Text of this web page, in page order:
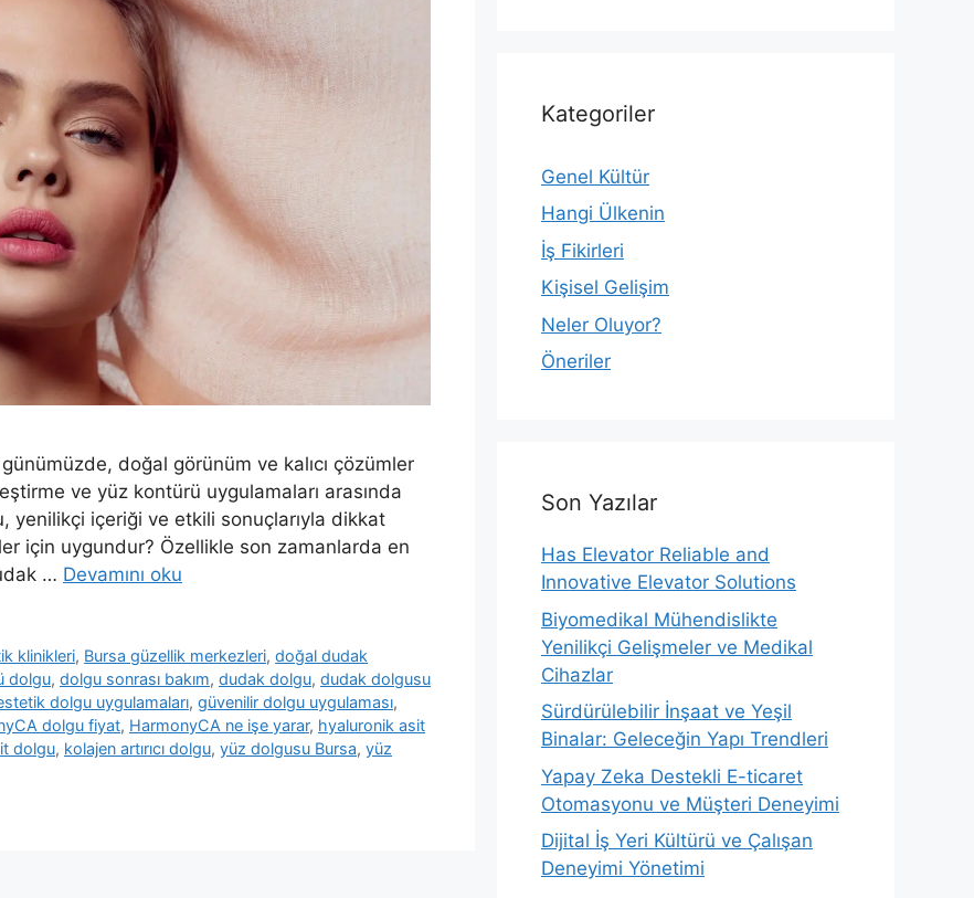
doğal görünüm ve kalıcı çözümler
ve yüz kontürü uygulamaları arasında
yenilikçi içeriği ve etkili sonuçlarıyla dikkat
için uygundur? Özellikle son zamanlarda en
… Devamını oku
klinikleri, Bursa güzellik merkezleri,doğal dudak
dolgu, dolgu sonrası bakım, dudak dolgu, dudak dolgusu
dolgu uygulamaları, güvenilir dolgu uygulaması,
dolgu fiyat, HarmonyCA ne işe yarar, hyaluronik asit
dolgu, kolajen artırıcı dolgu, yüz dolgusu Bursa, yüz
Kategoriler
Genel Kültür
Hangi Ülkenin
İş Fikirleri
Kişisel Gelişim
Neler Oluyor?
Öneriler
Son Yazılar
Has Elevator Reliable and
Innovative Elevator Solutions
Biyomedikal Mühendislikte
Yenilikçi Gelişmeler ve Medikal
Cihazlar
Sürdürülebilir İnşaat ve Yeşil
Binalar: Geleceğin Yapı Trendleri
Yapay Zeka Destekli E-ticaret
Otomasyonu ve Müşteri Deneyimi
Dijital İş Yeri Kültürü ve Çalışan
Deneyimi Yönetimi